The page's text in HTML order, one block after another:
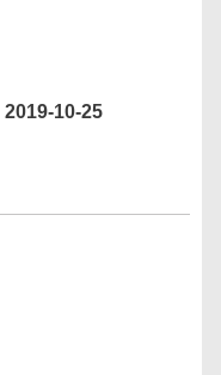
2019-10-25